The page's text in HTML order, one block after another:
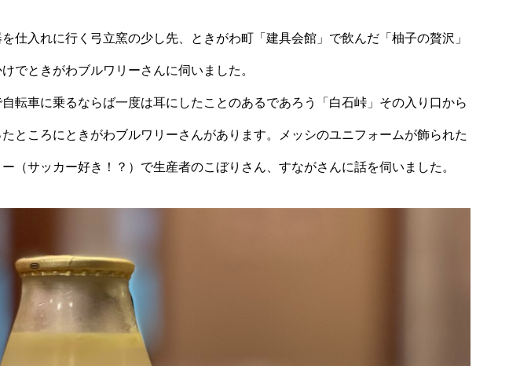
仕入れに行く弓立窯の少し先、ときがわ町「建具会館」で飲んだ「柚子の贅沢」
でときがわブルワリーさんに伺いました。
転車に乗るならば一度は耳にしたことのあるであろう「白石峠」その入り口から
ところにときがわブルワリーさんがあります。メッシのユニフォームが飾られた
（サッカー好き！？）で生産者のこぼりさん、すながさんに話を伺いました。